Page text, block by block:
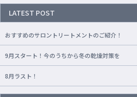
LATEST POST
おすすめのサロントリートメントのご紹介！
9月スタート！今のうちから冬の乾燥対策を
8月ラスト！